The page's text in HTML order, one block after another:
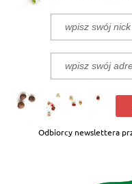
Odbiorcy newslettera